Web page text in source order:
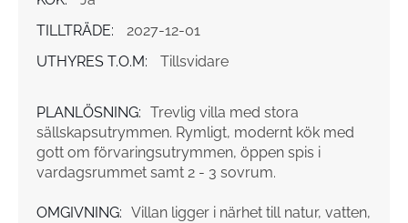
TILLTRÄDE:
2027-12-01
UTHYRES T.O.M:
Tillsvidare
PLANLÖSNING: Trevlig villa med stora
sällskapsutrymmen. Rymligt, modernt kök med
gott om förvaringsutrymmen, öppen spis i
vardagsrummet samt 2 - 3 sovrum.
OMGIVNING: Villan ligger i närhet till natur, vatten,